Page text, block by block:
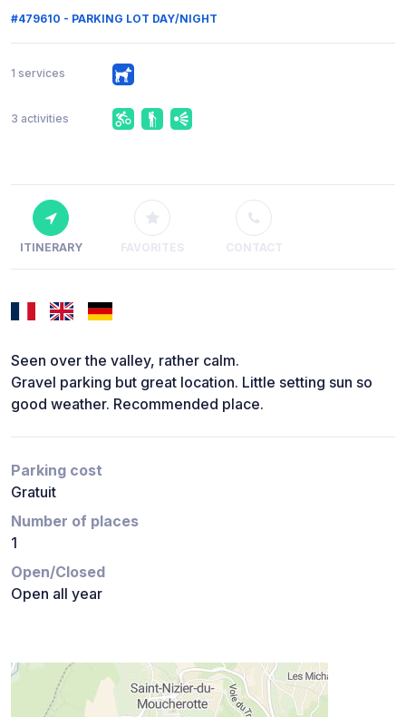
#479610 - PARKING LOT DAY/NIGHT
1 services
3 activities
ITINERARY FAVORITES CONTACT
Seen over the valley, rather calm.
Gravel parking but great location. Little setting sun so
good weather. Recommended place.
Parking cost
Gratuit
Number of places
1
Open/Closed
Open all year